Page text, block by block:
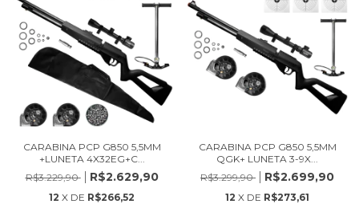
CARABINA PCP G850 5,5MM
+LUNETA 4X32EG+C...
R$3.229,90
R$2.629,90
12 X DE R$266,52
CARABINA PCP G850 5,5MM
QGK+ LUNETA 3-9X...
R$3.299,90
R$2.699,90
12 X DE R$273,61